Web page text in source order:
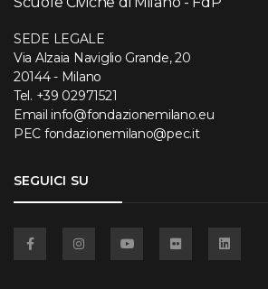
SEDE LEGALE
Via Alzaia Naviglio Grande, 20
20144 - Milano
Tel. +39 02971521
Email info@fondazionemilano.eu
PEC fondazionemilano@pec.it
SEGUICI SU